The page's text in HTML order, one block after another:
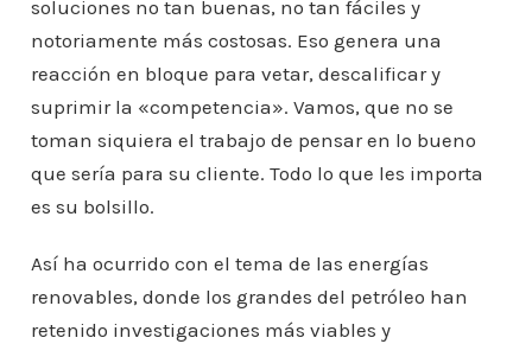
soluciones no tan buenas, no tan fáciles y
notoriamente más costosas. Eso genera una
reacción en bloque para vetar, descalificar y
suprimir la «competencia». Vamos, que no se
toman siquiera el trabajo de pensar en lo bueno
que sería para su cliente. Todo lo que les importa
es su bolsillo.
Así ha ocurrido con el tema de las energías
renovables, donde los grandes del petróleo han
retenido investigaciones más viables y